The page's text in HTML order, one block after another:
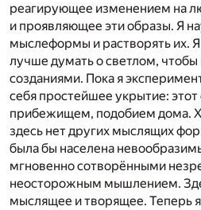
реагирующее изменением на
и проявляющее эти образы. Я
мыслеформы и растворять их.
лучше думать о светлом,
созданиями. Пока я
себя простейшее укрытие:
прибежищем, подобием дома.
здесь нет других мыслящих
была бы населена
мгновенно сотворёнными
неосторожным мышлением.
мыслящее и творящее. Теперь